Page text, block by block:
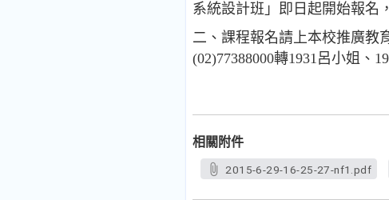
系統設計班」即日起開始報名
二、課程報名請上本校推廣教
(02)77388000轉1931呂小姐、
相關附件
2015-6-29-16-25-27-nf1.pdf